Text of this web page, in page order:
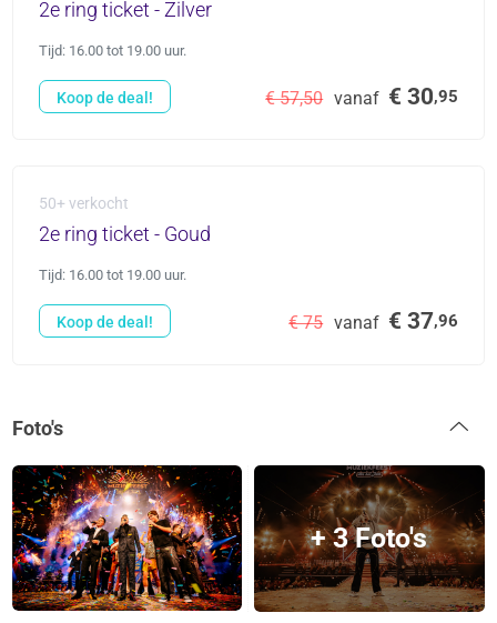
2e ring ticket - Zilver
Tijd: 16.00 tot 19.00 uur.
€ 57,50 vanaf € 30,95
Koop de deal!
50+ verkocht
2e ring ticket - Goud
Tijd: 16.00 tot 19.00 uur.
€ 75 vanaf € 37,96
Koop de deal!
Foto's
+ 3 Foto's